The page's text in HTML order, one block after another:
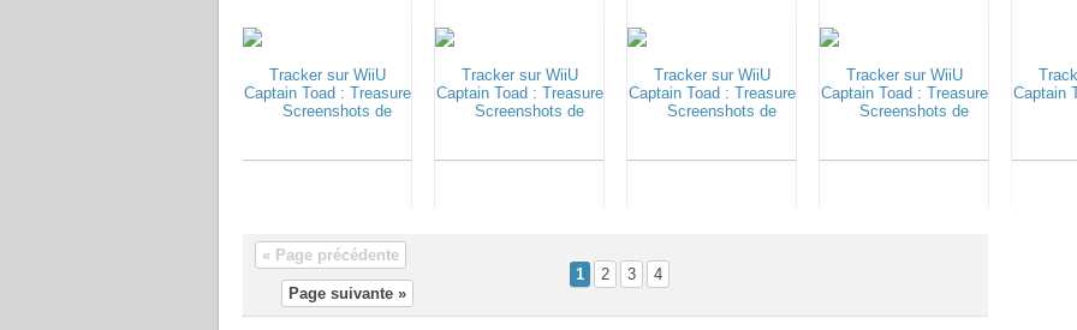
« Page précédente
1
2 3
4
Page suivante »